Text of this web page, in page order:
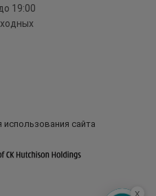
19:00
сайта
x